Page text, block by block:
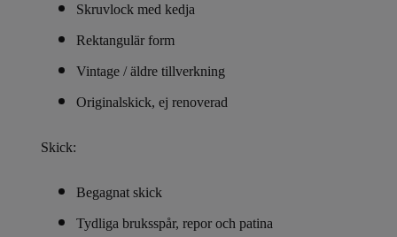
Skruvlock med kedja
Rektangulär form
Vintage / äldre tillverkning
Originalskick, ej renoverad
Skick:
Begagnat skick
Tydliga bruksspår, repor och patina